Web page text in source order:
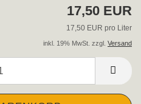
17,50 EUR
17,50 EUR pro Liter
inkl. 19% MwSt. zzgl. Versand